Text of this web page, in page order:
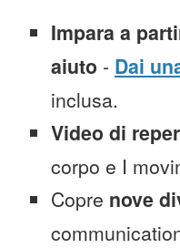
Impara a
aiuto - Dai
inclusa.
Video di
corpo e I
Copre nove